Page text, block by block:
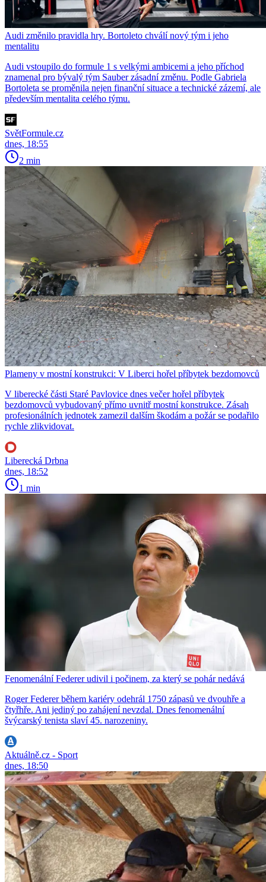
Audi změnilo pravidla hry. Bortoleto chválí nový tým i jeho
mentalitu
Audi vstoupilo do formule 1 s velkými ambicemi a jeho příchod
znamenal pro bývalý tým Sauber zásadní změnu. Podle Gabriela
Bortoleta se proměnila nejen finanční situace a technické zázemí, ale
především mentalita celého týmu.
SvětFormule.cz
dnes, 18:55
2 min
Plameny v mostní konstrukci: V Liberci hořel příbytek bezdomovců
V liberecké části Staré Pavlovice dnes večer hořel příbytek
bezdomovců vybudovaný přímo uvnitř mostní konstrukce. Zásah
profesionálních jednotek zamezil dalším škodám a požár se podařilo
rychle zlikvidovat.
Liberecká Drbna
dnes, 18:52
1 min
Fenomenální Federer udivil i počinem, za který se pohár nedává
Roger Federer během kariéry odehrál 1750 zápasů ve dvouhře a
čtyřhře. Ani jediný po zahájení nevzdal. Dnes fenomenální
švýcarský tenista slaví 45. narozeniny.
Aktuálně.cz - Sport
dnes, 18:50